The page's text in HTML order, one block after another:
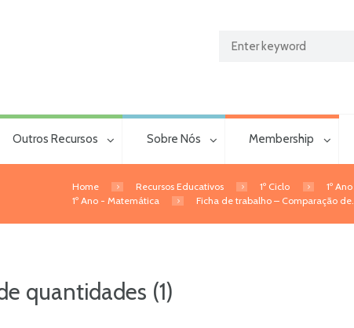
Outros Recursos Sobre Nós Membership
Home Recursos Educativos 1º Ciclo
1º Ano
1º Ano - Matemática
Ficha de trabalho – Comparação de...
quantidades (1)